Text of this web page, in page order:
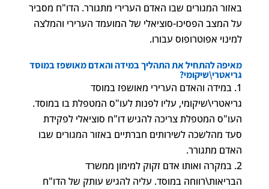
באזור המגורים שבו האדם הערירי מתגורר. הדו"ח מסביר
על המצב הפסיכו-סוציאלי של המועמד הערירי והמלצה
למינוי אפוטרופוס עבורו.
מאיפה להתחיל את התהליך במידה והאדם מאושפז במוסד
גריאטרי\שיקומי?
במידה והאדם הערירי מאושפז במוסד
גריאטרי\שיקומי, עליו לפנות לעו"ס המטפלת בו במוסד.
העו"ס המטפלת צריכה להגיש דו"ח סוציאלי לפקידת
סעד מהלשכה לשירותים חברתיים באזור המגורים שבו
האדם מתגורר.
במקרה ואותו אדם זקוק למימון ממשרד
הבריאות\רווחה במוסד. עליה להגיש עותק של הדו"ח